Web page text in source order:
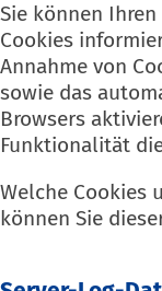
Sie können
Cookies
Annahme von
sowie das
Browsers
Funktionalität
Welche Cookies
können Sie